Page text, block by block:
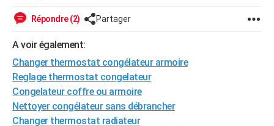
PHOTO
BONS PLANS
CARTE DE VOEUX
Carte de Noël
Carte Bonne année
Carte Saint-Valentin
Carte Pâques
Carte d'anniversaire
DICTIONNAIRE
Répondre (2) Partager
A voir également:
Changer thermostat congélateur armoire
Reglage thermostat congelateur
Congelateur coffre ou armoire
Nettoyer congélateur sans débrancher
Changer thermostat radiateur